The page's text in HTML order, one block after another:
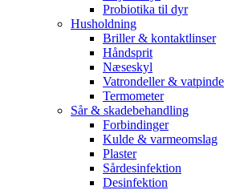
Probiotika til dyr
Husholdning
Briller & kontaktlinser
Håndsprit
Næseskyl
Vatrondeller & vatpinde
Termometer
Sår & skadebehandling
Forbindinger
Kulde & varmeomslag
Plaster
Sårdesinfektion
Desinfektion